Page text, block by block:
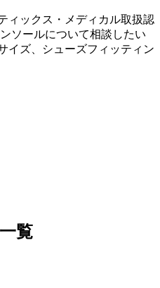
ィックス・メディカル取扱認
ソールについて相談したい
イズ、シューズフィッティン
覧